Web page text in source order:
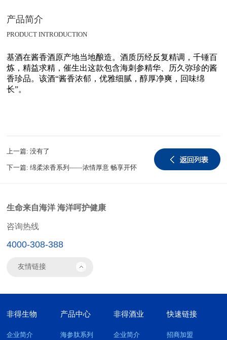
产品简介
PRODUCT INTRODUCTION
基酒在酱香酒原产地当地酿造。酒质历经反复精调，千锤百
炼，精益求精，催生出这款包含海刺参精华、历久弥珍的酱
香珍品。该酒“酱香浓郁，优雅细腻，醇厚净爽，回味绵
长”。
上一篇:没有了
下一篇:绵柔浓香系列——浓情厚意 畅享开怀
生命来自海洋 海洋呵护健康
咨询热线
4000-308-388
非得生物
企业简介
产品中心
海参肽系列
非得酒业
企业简介
快速链接
招商加盟